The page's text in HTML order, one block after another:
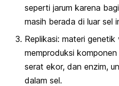
seperti jarum karena
masih berada di luar sel
Replikasi: materi genetik
memproduksi
serat ekor, dan enzim,
dalam sel.